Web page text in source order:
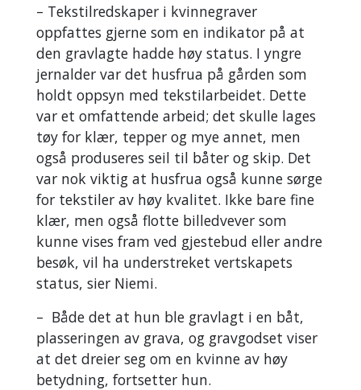
– Tekstilredskaper i kvinnegraver
oppfattes gjerne som en indikator på at
den gravlagte hadde høy status. I yngre
jernalder var det husfrua på gården som
holdt oppsyn med tekstilarbeidet. Dette
var et omfattende arbeid; det skulle lages
tøy for klær, tepper og mye annet, men
også produseres seil til båter og skip. Det
var nok viktig at husfrua også kunne sørge
for tekstiler av høy kvalitet. Ikke bare fine
klær, men også flotte billedvever som
kunne vises fram ved gjestebud eller andre
besøk, vil ha understreket vertskapets
status, sier Niemi.
– Både det at hun ble gravlagt i en båt,
plasseringen av grava, og gravgodset viser
at det dreier seg om en kvinne av høy
betydning, fortsetter hun.